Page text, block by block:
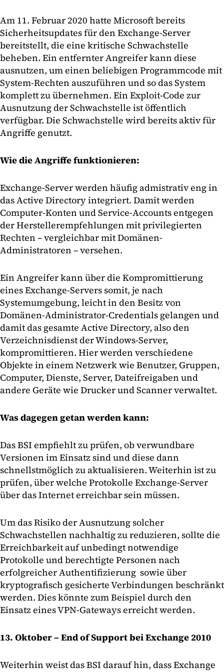
Am 11. Februar 2020 hatte Microsoft bereits
Sicherheitsupdates für den Exchange-Server
bereitstellt, die eine kritische Schwachstelle
beheben. Ein entfernter Angreifer kann diese
ausnutzen, um einen beliebigen Programmcode mit
System-Rechten auszuführen und so das System
komplett zu übernehmen. Ein Exploit-Code zur
Ausnutzung der Schwachstelle ist öffentlich
verfügbar. Die Schwachstelle wird bereits aktiv für
Angriffe genutzt.
Wie die Angriffe funktionieren:
Exchange-Server werden häufig admistrativ eng in
das Active Directory integriert. Damit werden
Computer-Konten und Service-Accounts entgegen
der Herstellerempfehlungen mit privilegierten
Rechten – vergleichbar mit Domänen-
Administratoren – versehen.
Ein Angreifer kann über die Kompromittierung
eines Exchange-Servers somit, je nach
Systemumgebung, leicht in den Besitz von
Domänen-Administrator-Credentials gelangen und
damit das gesamte Active Directory, also den
Verzeichnisdienst der Windows-Server,
kompromittieren. Hier werden verschiedene
Objekte in einem Netzwerk wie Benutzer, Gruppen,
Computer, Dienste, Server, Dateifreigaben und
andere Geräte wie Drucker und Scanner verwaltet.
Was dagegen getan werden kann:
Das BSI empfiehlt zu prüfen, ob verwundbare
Versionen im Einsatz sind und diese dann
schnellstmöglich zu aktualisieren. Weiterhin ist zu
prüfen, über welche Protokolle Exchange-Server
über das Internet erreichbar sein müssen.
Um das Risiko der Ausnutzung solcher
Schwachstellen nachhaltig zu reduzieren, sollte die
Erreichbarkeit auf unbedingt notwendige
Protokolle und berechtigte Personen nach
erfolgreicher Authentifizierung sowie über
kryptografisch gesicherte Verbindungen beschränkt
werden. Dies könnte zum Beispiel durch den
Einsatz eines VPN-Gateways erreicht werden.
13. Oktober – End of Support bei Exchange 2010
Weiterhin weist das BSI darauf hin, dass Exchange